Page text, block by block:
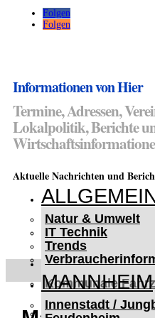
Folgen
Folgen
Informationen von Hier
Termine, Adressen,
Lokalpolitik, Berichte
Aktuelle Nachrichten und
Natur & Umwelt
IT Technik
Trends
MANNHEIM
Innenstadt /
< UKRAINE >
Kommunale
Czernowitz
Nutzfahrzeuge für